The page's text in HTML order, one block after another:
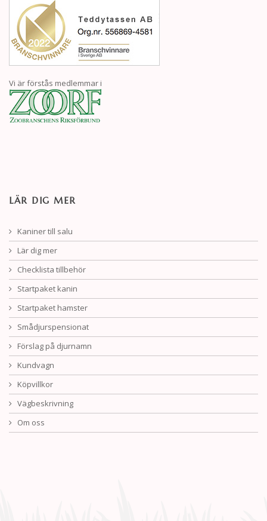
Vi är förstås medlemmar i
LÄR DIG MER
Kaniner till salu
Lär dig mer
Checklista tillbehör
Startpaket kanin
Startpaket hamster
Smådjurspensionat
Förslag på djurnamn
Kundvagn
Köpvillkor
Vägbeskrivning
Om oss